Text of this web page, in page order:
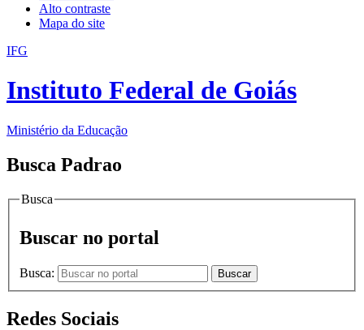
Alto contraste
Mapa do site
IFG
Instituto Federal de Goiás
Ministério da Educação
Busca Padrao
Busca
Buscar no portal
Busca: Buscar
Redes Sociais